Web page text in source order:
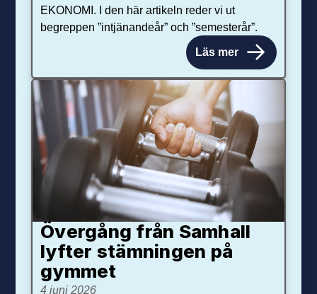
EKONOMI. I den här artikeln reder vi ut
begreppen ”intjänandeår” och ”semesterår”.
Läs mer
Övergång från Samhall
lyfter stämningen på
gymmet
4 juni 2026